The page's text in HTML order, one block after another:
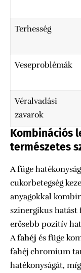
Terhesség
Veseproblémák
Véralvadási
zavarok
Kombinációs
természetes
A füge
cukorbetegség
anyagokkal
szinergikus hatást
erősebb pozitív
Afahéj és füge
fahéj chromium
hatékonyságát,